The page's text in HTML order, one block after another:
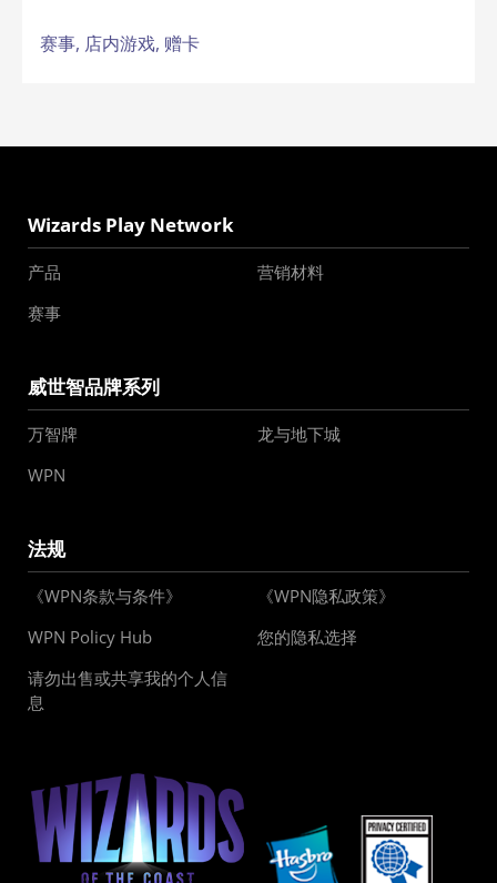
赛事, 店内游戏, 赠卡
Wizards Play Network
产品
营销材料
赛事
威世智品牌系列
万智牌
龙与地下城
WPN
法规
《WPN条款与条件》
《WPN隐私政策》
WPN Policy Hub
您的隐私选择
请勿出售或共享我的个人信
息